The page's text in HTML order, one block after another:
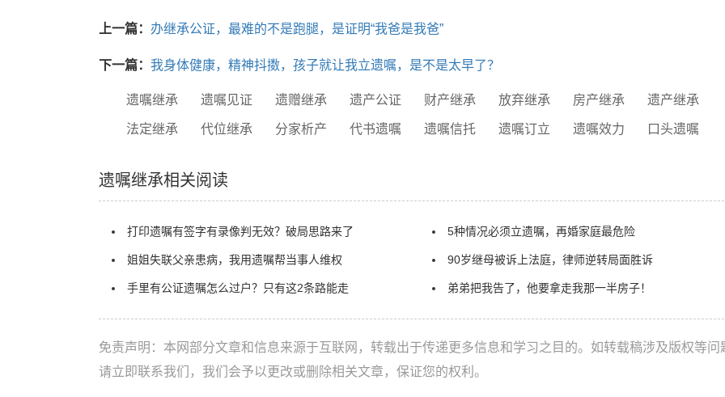
上一篇： 办继承公证，最难的不是跑腿，是证明“我爸是我爸”
下一篇： 我身体健康，精神抖擞，孩子就让我立遗嘱，是不是太早了？
遗嘱继承 遗嘱见证 遗赠继承 遗产公证 财产继承 放弃继承 房产继承 遗产继承
法定继承 代位继承 分家析产 代书遗嘱 遗嘱信托 遗嘱订立 遗嘱效力 口头遗嘱
遗嘱继承相关阅读
打印遗嘱有签字有录像判无效？破局思路来了 5种情况必须立遗嘱，再婚家庭最危险
姐姐失联父亲患病，我用遗嘱帮当事人维权 90岁继母被诉上法庭，律师逆转局面胜诉
手里有公证遗嘱怎么过户？只有这2条路能走 弟弟把我告了，他要拿走我那一半房子！
免责声明：本网部分文章和信息来源于互联网，转载出于传递更多信息和学习之目的。如转载稿涉及版权等问
请立即联系我们，我们会予以更改或删除相关文章，保证您的权利。